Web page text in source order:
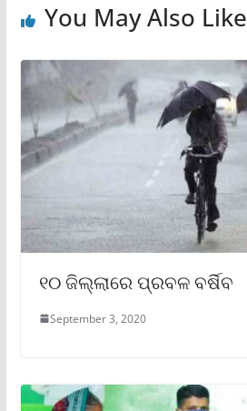
You May Also Like
୧୦ ଜିଲ୍ଲାରେ ପ୍ରବଳ ବର୍ଷିବ
September 3, 2020